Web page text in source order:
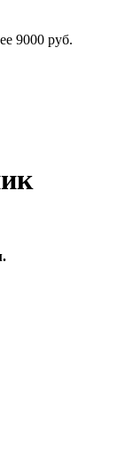
9000 руб.